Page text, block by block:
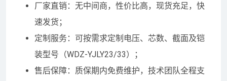
厂家直销：无中间商，性价比高，现货充足，快
速发货；
定制服务：可按需求定制电压、芯数、截面及铠
装型号（WDZ-YJLY23/33）；
售后保障：质保期内免费维护，技术团队全程支